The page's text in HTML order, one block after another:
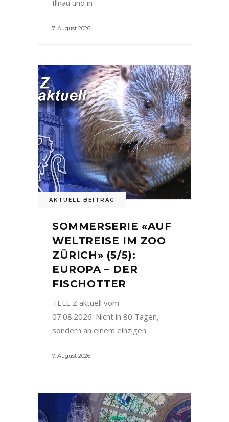
Illnau und in
7. August 2026
AKTUELL BEITRAG
SOMMERSERIE «AUF
WELTREISE IM ZOO
ZÜRICH» (5/5):
EUROPA – DER
FISCHOTTER
TELE Z aktuell vom
07.08.2026: Nicht in 80 Tagen,
sondern an einem einzigen
7. August 2026